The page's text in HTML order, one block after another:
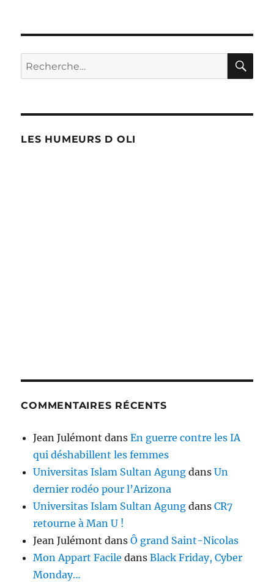
publications
ANT
E
Recherche
pour :
LES HUMEURS D OLI
COMMENTAIRES RÉCENTS
Jean Julémont dansEn guerre contre les IA
qui déshabillent les femmes
Universitas Islam Sultan Agung dansUn
dernier rodéo pour l’Arizona
Universitas Islam Sultan Agung dansCR7
retourne à Man U !
Jean Julémont dansÔ grand Saint-Nicolas
Mon Appart Facile dansBlack Friday, Cyber
Monday…